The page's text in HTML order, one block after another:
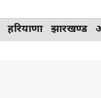
हरियाणा झारखण्ड